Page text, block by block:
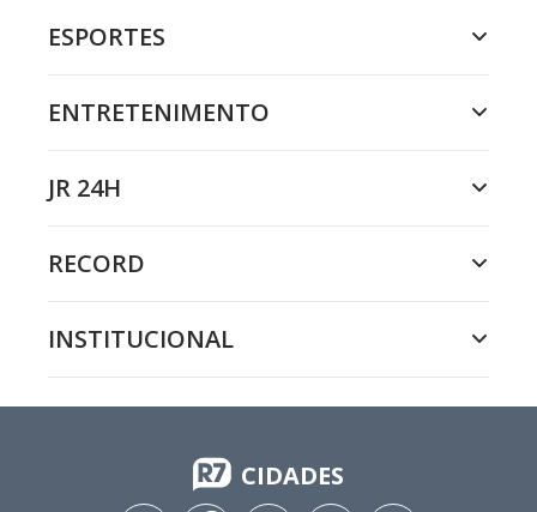
ESPORTES
ENTRETENIMENTO
JR 24H
RECORD
INSTITUCIONAL
CIDADES